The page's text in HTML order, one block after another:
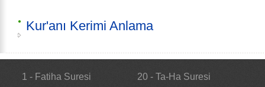
Kur'anı Kerimi Anlama
1 - Fatiha Suresi
20 - Ta-Ha Suresi